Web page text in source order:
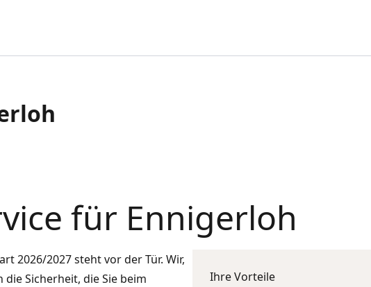
für Ennigerloh
2026/2027 steht vor der Tür. Wir,
die Sicherheit, die Sie beim
Ihre Vorteile